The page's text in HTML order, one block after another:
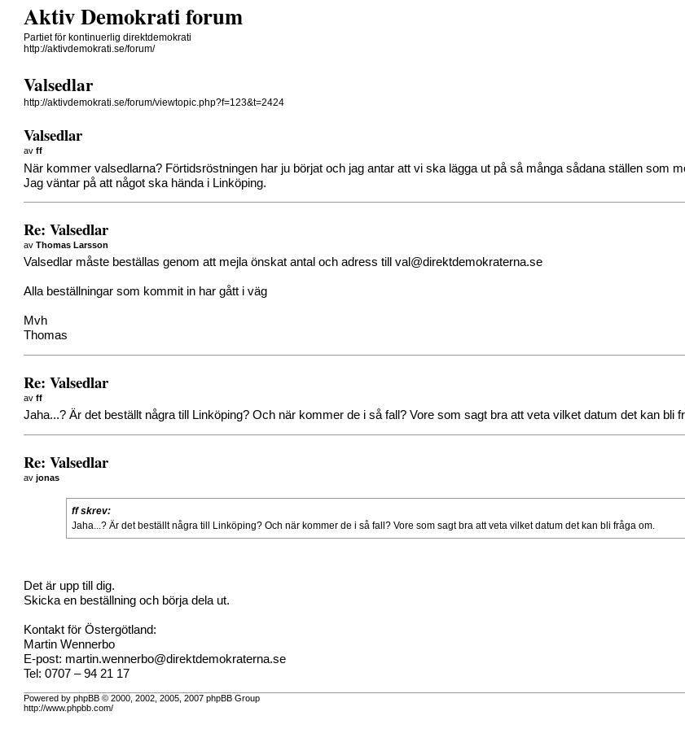
Aktiv Demokrati forum
Partiet för kontinuerlig direktdemokrati
http://aktivdemokrati.se/forum/
Valsedlar
http://aktivdemokrati.se/forum/viewtopic.php?f=123&t=2424
Valsedlar
avff
När kommer valsedlarna? Förtidsröstningen har ju börjat och jag antar att vi ska lägga ut på så många sådana ställen som
Jag väntar på att något ska hända i Linköping.
Re: Valsedlar
avThomas Larsson
Valsedlar måste beställas genom att mejla önskat antal och adress tillval@direktdemokraterna.se
Alla beställningar som kommit in har gått i väg
Mvh
Thomas
Re: Valsedlar
avff
Jaha...? Är det beställt några till Linköping? Och när kommer de i så fall? Vore som sagt bra att veta vilket datum det kan bli
Re: Valsedlar
avjonas
ff skrev:
Jaha...? Är det beställt några till Linköping? Och när kommer de i så fall? Vore som sagt bra att veta vilket datum det kan bli fråga om.
Det är upp till dig.
Skicka en beställning och börja dela ut.
Kontakt för Östergötland:
Martin Wennerbo
E-post: martin.wennerbo@direktdemokraterna.se
Tel: 0707 – 94 21 17
Powered by phpBB © 2000, 2002, 2005, 2007 phpBB Group
http://www.phpbb.com/